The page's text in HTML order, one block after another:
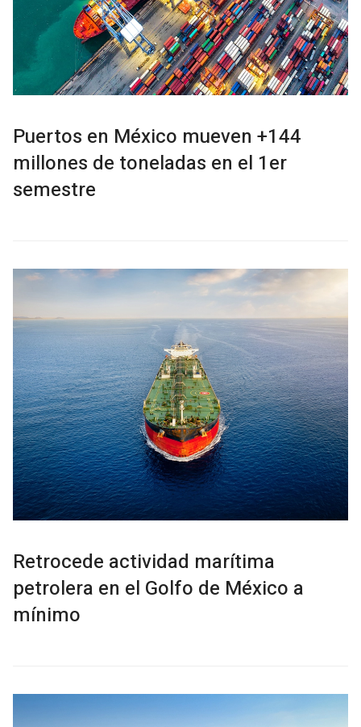
Puertos en México mueven +144
millones de toneladas en el 1er
semestre
Retrocede actividad marítima
petrolera en el Golfo de México a
mínimo